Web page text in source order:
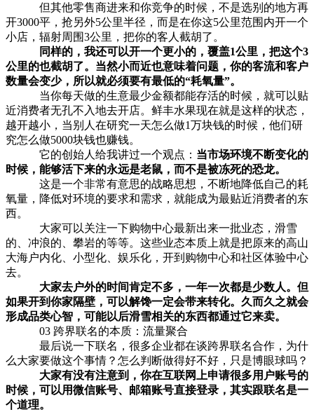
但其他零售商进来和你竞争的时候，不是选别的地方再
开3000平，抢另外5公里半径，而是在你这5公里范围内开一个
小店，辐射周围3公里，把你的客人截胡了。
同样的，我还可以开一个更小的，覆盖1公里，把这个3
公里的也截胡了。当然小而近也意味着问题，你的客流和客户
数量会变少，所以就必须要有最低的“耗氧量”。
当你每天做的生意最少金额都能存活的时候，就可以贴
近消费者无孔不入地去开店。鲜丰水果现在就是这样的状态，
越开越小，当别人在研究一天怎么做1万块钱的时候，他们研
究怎么做5000块钱也赚钱。
它的创始人给我讲过一个观点： 当市场环境不断变化的
时候，能够活下来的永远是老鼠，而不是被冻死的恐龙。
这是一个非常有意思的战略思想，不断地降低自己的耗
氧量，降低对环境的要求和需求，就能成为最贴近消费者的东
西。
大家可以关注一下购物中心最新出来一批业态，滑雪
的、冲浪的、攀岩的等等。这些业态本质上就是把原来的高山
大海户内化、小型化、娱乐化，开到购物中心和社区体验中心
去。
大家去户外的时间肯定不多，一年一次都是少数人。但
如果开到你家隔壁，可以解馋一定会带来转化。久而久之就会
形成品类心智，可能以后滑雪相关的东西都通过它来卖。
03 跨界联名的本质：流量聚合
最后说一下联名，很多企业都在谈跨界联名合作，为什
么大家要做这个事情？怎么判断做得好不好，只是博眼球吗？
大家有没有注意到，你在互联网上申请很多用户账号的
时候，可以用微信账号、邮箱账号直接登录，其实跟联名是一
个道理。